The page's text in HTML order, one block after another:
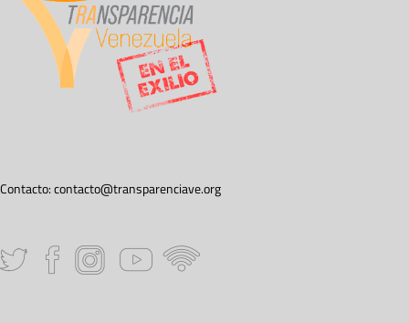
Contacto:contacto@transparenciave.org